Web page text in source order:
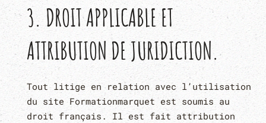
3. DROIT APPLICABLE ET
ATTRIBUTION DE JURIDICTION.
Tout litige en relation avec l’utilisation
du site Formationmarquet est soumis au
droit français. Il est fait attribution